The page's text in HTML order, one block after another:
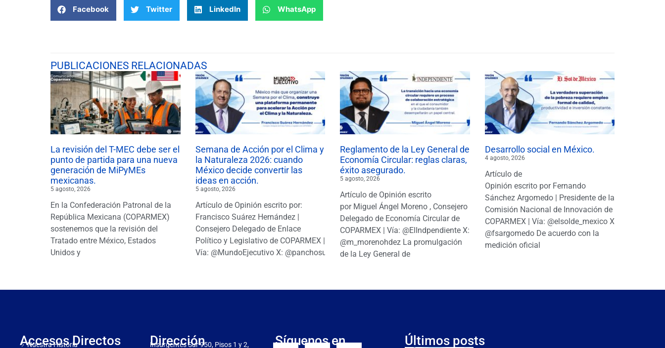
Facebook Twitter LinkedIn WhatsApp
PUBLICACIONES RELACIONADAS
La revisión del T-MEC debe ser el
punto de partida para una nueva
generación de MiPyMEs
mexicanas.
5 agosto, 2026
En la Confederación Patronal de la
República Mexicana (COPARMEX)
sostenemos que la revisión del
Tratado entre México, Estados
Unidos y
Semana de Acción por el Clima y
la Naturaleza 2026: cuando
México decide convertir las
ideas en acción.
5 agosto, 2026
Artículo de Opinión escrito por:
Francisco Suárez Hernández |
Consejero Delegado de Enlace
Político y Legislativo de COPARMEX |
Vía: @MundoEjecutivo X: @panchosuarezh
Reglamento de la Ley General de
Economía Circular: reglas claras,
éxito asegurado.
5 agosto, 2026
Artículo de Opinión escrito
por Miguel Ángel Moreno , Consejero
Delegado de Economía Circular de
COPARMEX | Vía: @ElIndpendiente X:
@m_morenohdez La promulgación
de la Ley General de
Desarrollo social en México.
4 agosto, 2026
Artículo de
Opinión escrito por Fernando
Sánchez Argomedo | Presidente de la
Comisión Nacional de Innovación de
COPARMEX | Vía: @elsolde_mexico X:
@fsargomedo De acuerdo con la
medición oficial
Accesos Directos
Nuestra Historia Dirección
Insurgentes Sur 950, Pisos 1 y 2, Síguenos en Últimos posts